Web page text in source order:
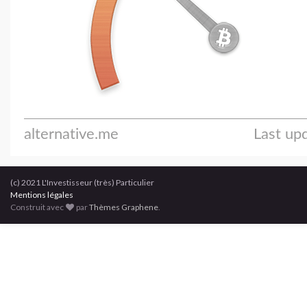
(c) 2021 L'Investisseur (très) Particulier
Mentions légales
Construit avec
parThèmes Graphene